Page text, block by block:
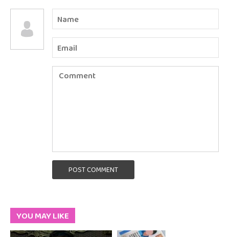
POST COMMENT
YOU MAY LIKE